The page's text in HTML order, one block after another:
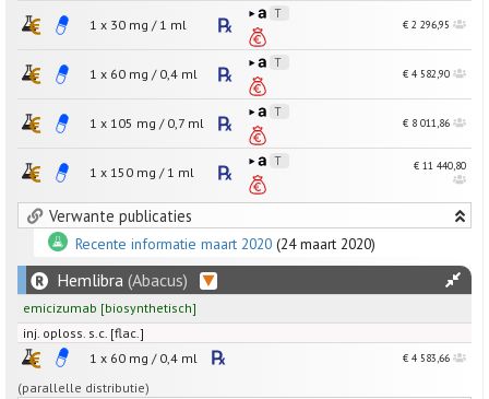
1 x 30 mg / 1 ml € 2 296,95
1 x 60 mg / 0,4 ml € 4 582,90
1 x 105 mg / 0,7 ml € 8 011,86
1 x 150 mg / 1 ml € 11 440,80
Verwante publicaties
Recente informatie maart 2020 (24 maart 2020)
Hemlibra (Abacus)
emicizumab [biosynthetisch]
inj. oploss. s.c. [flac.]
1 x 60 mg / 0,4 ml € 4 583,66
(parallelle distributie)